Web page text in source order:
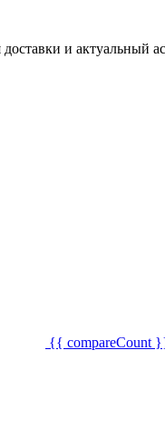
и актуальный
{{ compareCount